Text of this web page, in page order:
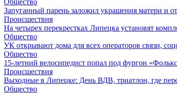
Общество
Запуганный парень заложил украшения матери и
Происшествия
На четырех перекрестках Липецка установят
Общество
УК открывают дома для всех операторов связи,
Общество
15-летний велосипедист попал под фургон
Происшествия
Выходные в Липецке: День ВДВ, триатлон, где
Общество